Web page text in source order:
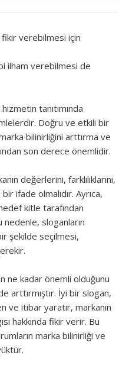
verebilmesi için
ilham verebilmesi de
tanıtımında
Doğru ve etkili bir
bilinirliğini arttırma ve
son derece önemlidir.
değerlerini, farklılıklarını,
ifade olmalıdır. Ayrıca,
hedef kitle tarafından
nedenle, sloganların
şekilde seçilmesi,
ne kadar önemli olduğunu
arttırmıştır. İyi bir slogan,
ve itibar yaratır, markanın
hakkında fikir verir. Bu
marka bilinirliği ve